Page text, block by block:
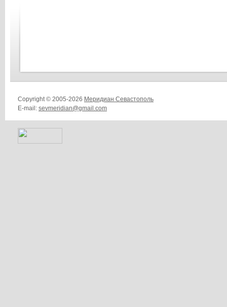
Copyright © 2005-2026 Меридиан Севастополь
E-mail: sevmeridian@gmail.com